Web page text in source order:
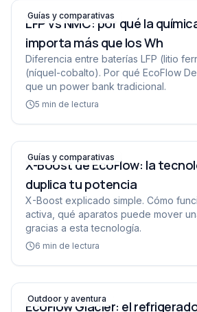
LFP vs NMC: por qué la química
Guías y comparativas
LFP vs NMC: por qué la
importa más que los Wh
Diferencia entre baterías LFP (litio
(níquel-cobalto). Por qué EcoFlow
que un power bank tradicional.
5 min de lectura
X-Boost de EcoFlow: la tecnología
Guías y comparativas
X-Boost de EcoFlow: la
duplica tu potencia
X-Boost explicado simple. Cómo
activa, qué aparatos puede mover
gracias a esta tecnología.
6 min de lectura
EcoFlow Glacier: el refrigerador
Outdoor y aventura
EcoFlow Glacier: el